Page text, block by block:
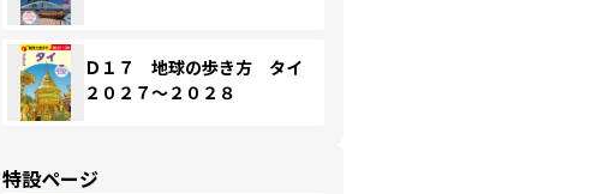
Ｄ１７ 地球の歩き方 タイ
２０２７～２０２８
特設ページ